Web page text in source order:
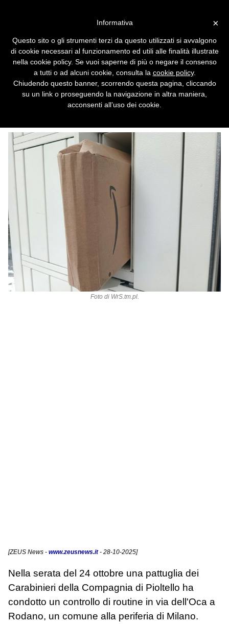
scomparsi scovati dai
Carabinieri in un magazzino
nel milanese
I militari hanno arrestato tre cittadini rumeni
con l'accusa di furto aggravato e
Foto di WrS.tm.pl.
[ZEUS News - www.zeusnews.it- 28-10-2025]
Nella serata del 24 ottobre una pattuglia dei
Carabinieri della Compagnia di Pioltello ha
condotto un controllo di routine in via dell'Oca a
Rodano, un comune alla periferia di Milano.
×
Informativa
Questo sito o gli strumenti terzi da questo utilizzati si avvalgono
di cookie necessari al funzionamento ed utili alle finalità illustrate
nella cookie policy. Se vuoi saperne di più o negare il consenso
a tutti o ad alcuni cookie, consulta la cookie policy.
Chiudendo questo banner, scorrendo questa pagina, cliccando
su un link o proseguendo la navigazione in altra maniera,
acconsenti all’uso dei cookie.